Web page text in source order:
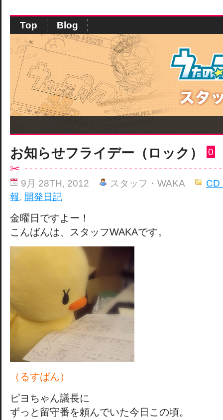
Top Blog
お知らせフライデー（ロック） 0
9月 28TH, 2012 スタッフ・WAKA
CD
報, 開発日記
金曜日ですよー！
こんばんは、スタッフWAKAです。
（るすばん）
ピヨちゃん議長に
ずっと留守番を頼んでいた今日この頃。